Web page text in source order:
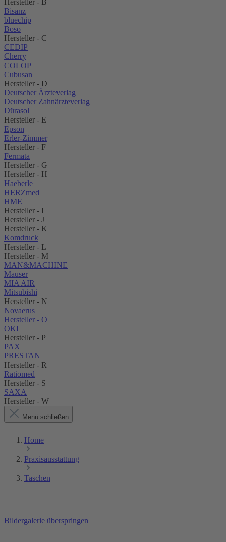
Hersteller - B
Bisanz
bluechip
Boso
Hersteller - C
CEDIP
Cherry
COLOP
Cubusan
Hersteller - D
Deutscher Ärzteverlag
Deutscher Zahnärzteverlag
Dürasol
Hersteller - E
Epson
Erler-Zimmer
Hersteller - F
Fermata
Hersteller - G
Hersteller - H
Haeberle
HERZmed
HME
Hersteller - I
Hersteller - J
Hersteller - K
Komdruck
Hersteller - L
Hersteller - M
MAN&MACHINE
Mauser
MIA AIR
Mitsubishi
Hersteller - N
Novaerus
Hersteller - O
OKI
Hersteller - P
PAX
PRESTAN
Hersteller - R
Ratiomed
Hersteller - S
SAXA
Hersteller - W
Menü schließen
Home
Praxisausstattung
Taschen
Bildergalerie überspringen